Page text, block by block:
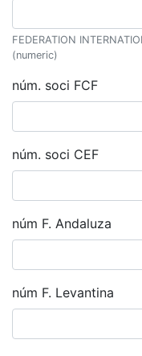
FEDERATION
(numeric)
núm. soci FCF
núm. soci CEF
núm F. Andaluza
núm F. Levantina